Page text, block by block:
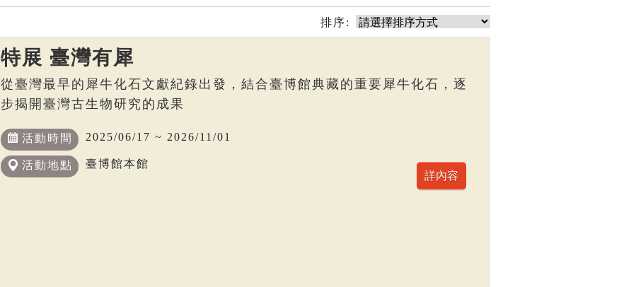
排序:
特展 臺灣有犀
從臺灣最早的犀牛化石文獻紀錄出發，結合臺博館典藏的重要犀牛化石，逐
步揭開臺灣古生物研究的成果
活動時間 2025/06/17 ~ 2026/11/01
活動地點 臺博館本館